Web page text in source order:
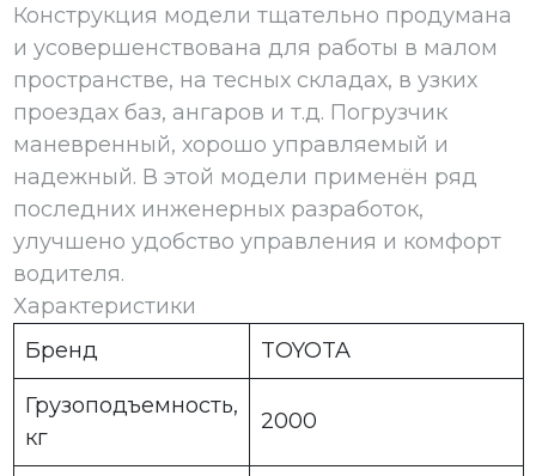
Конструкция модели тщательно продумана
и усовершенствована для работы в малом
пространстве, на тесных складах, в узких
проездах баз, ангаров и т.д. Погрузчик
маневренный, хорошо управляемый и
надежный. В этой модели применён ряд
последних инженерных разработок,
улучшено удобство управления и комфорт
водителя.
Характеристики
Бренд
TOYOTA
Грузоподъемность,
кг
2000